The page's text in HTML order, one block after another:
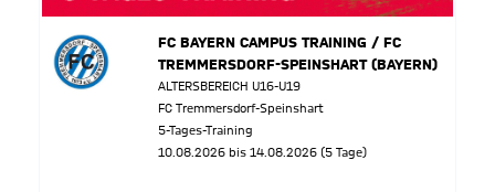
FC BAYERN CAMPUS TRAINING / FC
TREMMERSDORF-SPEINSHART (BAYERN)
ALTERSBEREICH U16-U19
FC Tremmersdorf-Speinshart
5-Tages-Training
10.08.2026 bis 14.08.2026 (5 Tage)